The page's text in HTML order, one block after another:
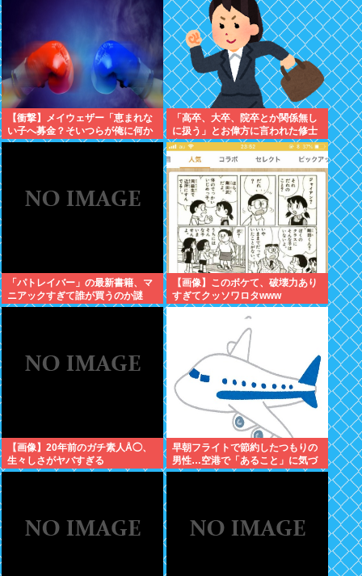
【衝撃】メイウェザー「恵まれな
い子へ募金？そいつらが俺に何か
してくれたのか・・・・・・？」
「高卒、大卒、院卒とか関係無し
に扱う」とお偉方に言われた修士
卒の女の子が...
「パトレイバー」の最新書籍、マ
ニアックすぎて誰が買うのか謎
【画像】このボケて、破壊力あり
すぎてクッソワロタwww
【画像】20年前のガチ素人Å◯、
生々しさがヤバすぎる
早朝フライトで節約したつもりの
男性…空港で「あること」に気づ
いてしまう